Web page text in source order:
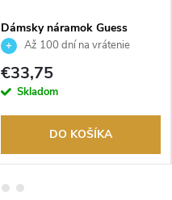
Dámsky náramok Guess
JUBB04163JWRHS
Až 100 dní na vrátenie
tovaru. Autorizovaný predajca.
€33,75
Skladom
DO KOŠÍKA